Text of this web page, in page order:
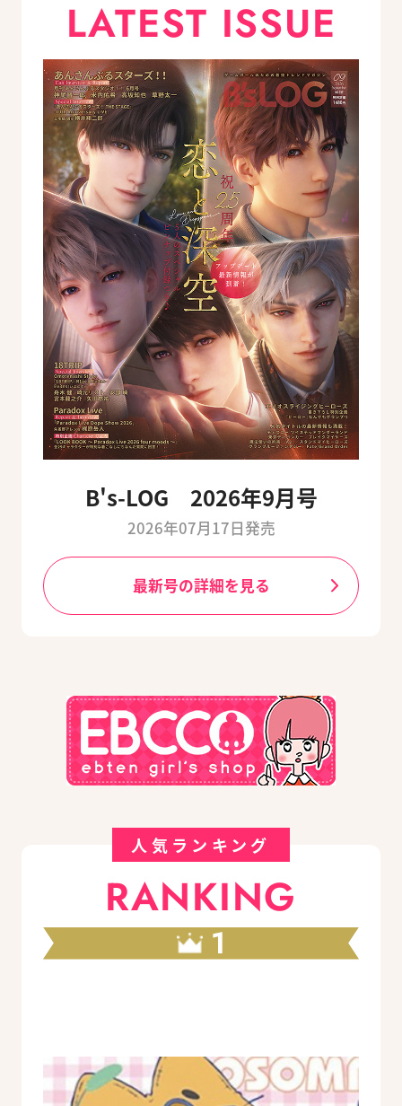
LATEST ISSUE
B's-LOG 2026年9月号
2026年07月17日発売
最新号の詳細を見る
人気ランキング
RANKING
1